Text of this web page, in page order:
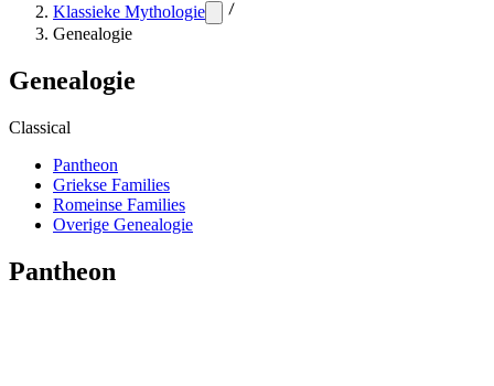
Klassieke Mythologie
Genealogie
Genealogie
Classical
Pantheon
Griekse Families
Romeinse Families
Overige Genealogie
Pantheon